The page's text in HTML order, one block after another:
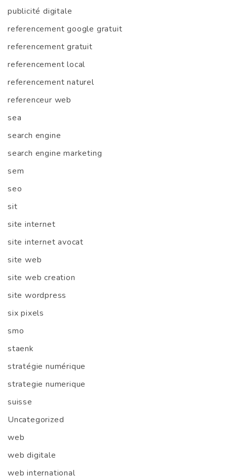
publicité digitale
referencement google gratuit
referencement gratuit
referencement local
referencement naturel
referenceur web
sea
search engine
search engine marketing
sem
seo
sit
site internet
site internet avocat
site web
site web creation
site wordpress
six pixels
smo
staenk
stratégie numérique
strategie numerique
suisse
Uncategorized
web
web digitale
web international